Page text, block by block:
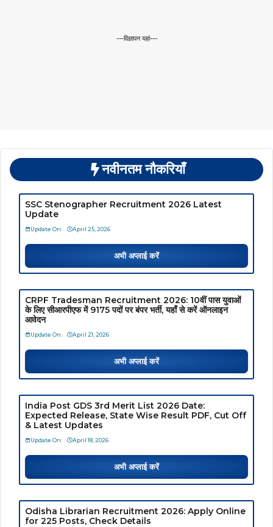
---विज्ञापन यहां---
नवीनतम नौकरियाँ
SSC Stenographer Recruitment 2026 Latest
Update
Update On: April 25, 2026
अभी अप्लाई करें
CRPF Tradesman Recruitment 2026: 10वीं पास युवाओं
के लिए सीआरपीएफ में 9175 पदों पर बंपर भर्ती, यहाँ से करें ऑनलाइन
आवेदन
Update On: April 21, 2026
अभी अप्लाई करें
India Post GDS 3rd Merit List 2026 Date:
Expected Release, State Wise Result PDF, Cut Off
& Latest Updates
Update On: April 18, 2026
अभी अप्लाई करें
Odisha Librarian Recruitment 2026: Apply Online
for 225 Posts, Check Details